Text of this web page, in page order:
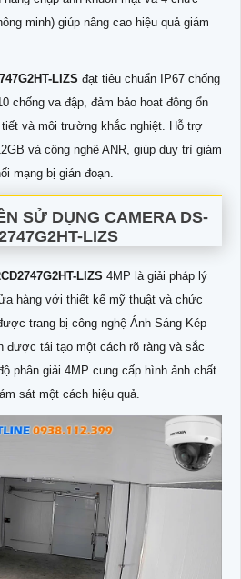
minh) giúp nâng cao hiệu quả giám
LIZS đạt tiêu chuẩn IP67 chống
chống va đập, đảm bảo hoạt động ổn
và môi trường khắc nghiệt. Hỗ trợ
và công nghệ ANR, giúp duy trì giám
mạng bị gián đoạn.
SỬ DỤNG CAMERA DS-
LIZS
LIZS 4MP là giải pháp lý
hàng với thiết kế mỹ thuật và chức
trang bị công nghệ Ánh Sáng Kép
được tái tạo một cách rõ ràng và sắc
phân giải 4MP cung cấp hình ảnh chất
sát một cách hiệu quả.